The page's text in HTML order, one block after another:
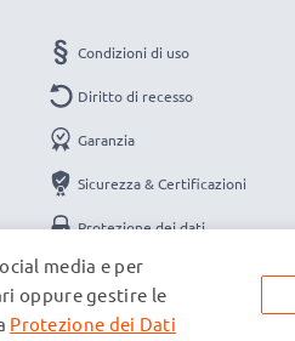
Condizioni di uso
Diritto di recesso
Garanzia
Sicurezza & Certificazioni
Protezione dei dati
Note legali
media e per
oppure gestire le
Protezione dei Dati